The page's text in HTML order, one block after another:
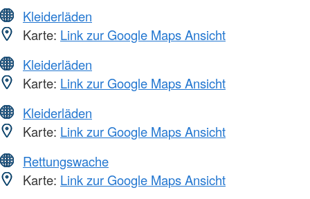
Kleiderläden
Karte: Link zur Google Maps Ansicht
Kleiderläden
Karte: Link zur Google Maps Ansicht
Kleiderläden
Karte: Link zur Google Maps Ansicht
Rettungswache
Karte: Link zur Google Maps Ansicht